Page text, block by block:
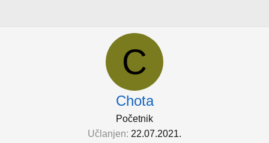
C
Chota
Početnik
Učlanjen 22.07.2021.